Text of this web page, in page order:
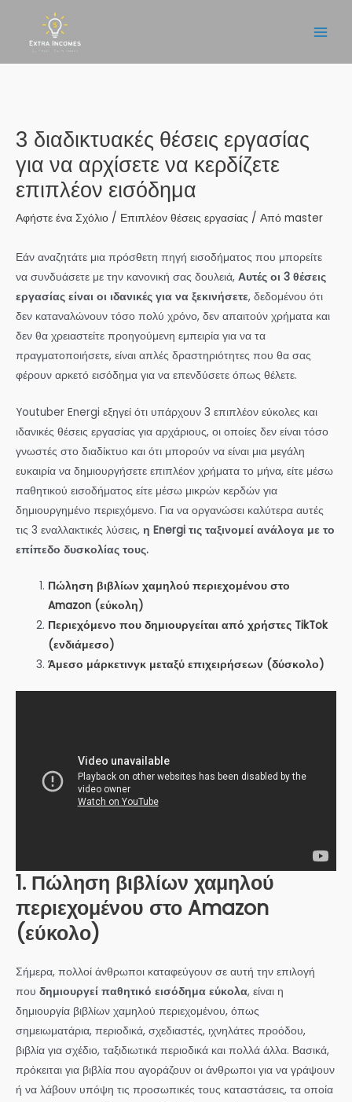
περιεχόμενο
3 διαδικτυακές θέσεις εργασίας
για να αρχίσετε να κερδίζετε
επιπλέον εισόδημα
Αφήστε ένα Σχόλιο / Επιπλέον θέσεις εργασίας / Από master
Εάν αναζητάτε μια πρόσθετη πηγή εισοδήματος που μπορείτε
να συνδυάσετε με την κανονική σας δουλειά, Αυτές οι 3 θέσεις
εργασίας είναι οι ιδανικές για να ξεκινήσετε, δεδομένου ότι
δεν καταναλώνουν τόσο πολύ χρόνο, δεν απαιτούν χρήματα και
δεν θα χρειαστείτε προηγούμενη εμπειρία για να τα
πραγματοποιήσετε, είναι απλές δραστηριότητες που θα σας
φέρουν αρκετό εισόδημα για να επενδύσετε όπως θέλετε.
Youtuber Energi εξηγεί ότι υπάρχουν 3 επιπλέον εύκολες και
ιδανικές θέσεις εργασίας για αρχάριους, οι οποίες δεν είναι τόσο
γνωστές στο διαδίκτυο και ότι μπορούν να είναι μια μεγάλη
ευκαιρία να δημιουργήσετε επιπλέον χρήματα το μήνα, είτε μέσω
παθητικού εισοδήματος είτε μέσω μικρών κερδών για
δημιουργημένο περιεχόμενο. Για να οργανώσει καλύτερα αυτές
τις 3 εναλλακτικές λύσεις, η Energi τις ταξινομεί ανάλογα με το
επίπεδο δυσκολίας τους.
Πώληση βιβλίων χαμηλού περιεχομένου στο
Amazon (εύκολη)
Περιεχόμενο που δημιουργείται από χρήστες TikTok
(ενδιάμεσο)
Άμεσο μάρκετινγκ μεταξύ επιχειρήσεων (δύσκολο)
1. Πώληση βιβλίων χαμηλού
περιεχομένου στο Amazon
(εύκολο)
Σήμερα, πολλοί άνθρωποι καταφεύγουν σε αυτή την επιλογή
που δημιουργεί παθητικό εισόδημα εύκολα, είναι η
δημιουργία βιβλίων χαμηλού περιεχομένου, όπως
σημειωματάρια, περιοδικά, σχεδιαστές, ιχνηλάτες προόδου,
βιβλία για σχέδιο, ταξιδιωτικά περιοδικά και πολλά άλλα. Βασικά,
πρόκειται για βιβλία που αγοράζουν οι άνθρωποι για να γράψουν
ή να λάβουν υπόψη τις προσωπικές τους καταστάσεις, τα οποία